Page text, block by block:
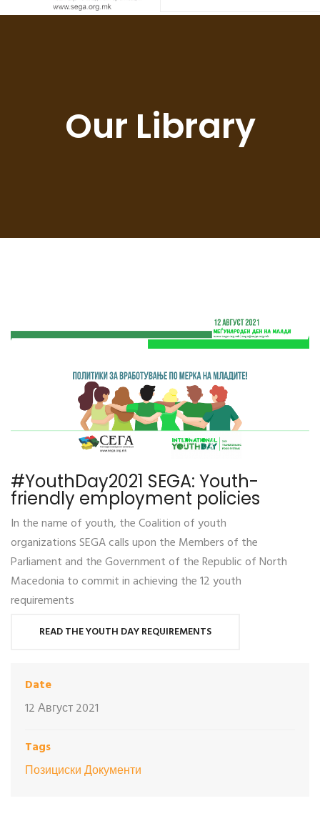
Our Library
#YouthDay2021 SEGA: Youth-
friendly employment policies
In the name of youth, the Coalition of youth
organizations SEGA calls upon the Members of the
Parliament and the Government of the Republic of North
Macedonia to commit in achieving the 12 youth
requirements
READ THE YOUTH DAY REQUIREMENTS
Date
12 Август 2021
Tags
Позициски Документи